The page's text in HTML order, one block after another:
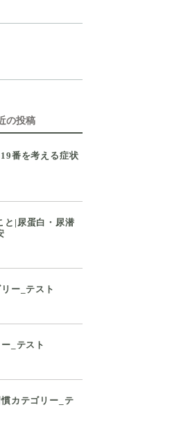
の投稿
番を考える症状
と|尿蛋白・尿潜
ー_テスト
_テスト
カテゴリー_テ